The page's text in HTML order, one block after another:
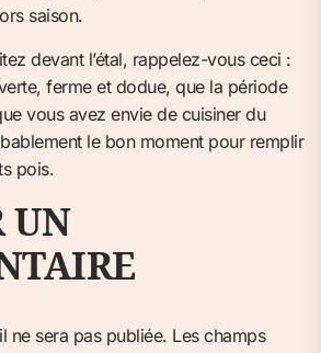
saison.
devant l’étal, rappelez-vous ceci :
ferme et dodue, que la période
vous avez envie de cuisiner du
le bon moment pour remplir
pois.
UN
ne sera pas publiée. Les champs